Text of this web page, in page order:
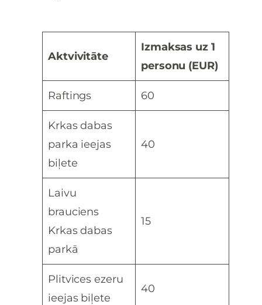
Aktvivitāte
Izmaksas uz 1
personu (EUR)
Raftings 60
Krkas dabas
parka ieejas
biļete
40
Laivu
brauciens
Krkas dabas
parkā
15
Plitvices ezeru
ieejas biļete
40